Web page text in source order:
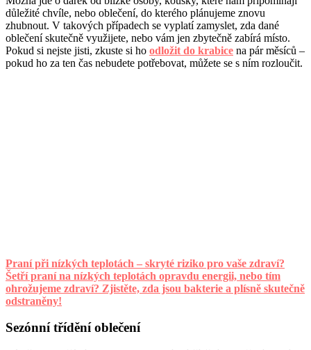
důležité chvíle, nebo oblečení, do kterého plánujeme znovu
zhubnout. V takových případech se vyplatí zamyslet, zda dané
oblečení skutečně využijete, nebo vám jen zbytečně zabírá místo.
Pokud si nejste jisti, zkuste si ho odložit do krabice na pár měsíců –
pokud ho za ten čas nebudete potřebovat, můžete se s ním rozloučit.
Praní při nízkých teplotách – skryté riziko pro vaše zdraví?
Šetří praní na nízkých teplotách opravdu energii, nebo tím
ohrožujeme zdraví? Zjistěte, zda jsou bakterie a plísně skutečně
odstraněny!
Sezónní třídění oblečení